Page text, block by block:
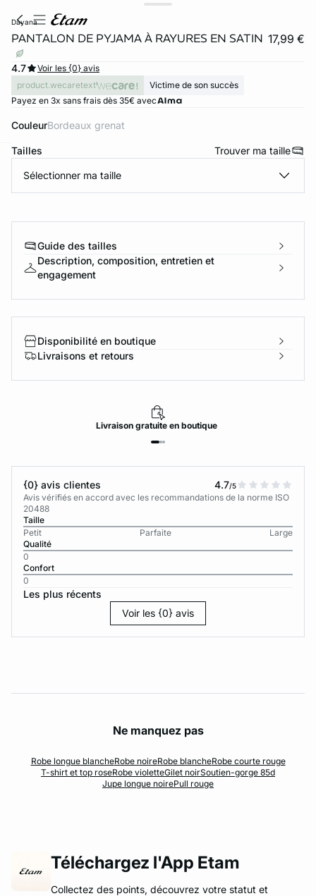
dayana
PANTALON DE PYJAMA À RAYURES EN SATIN 17,99 €
4.7
Voir les {0} avis
product.wecaretext
Victime de son succès
Payez en 3x sans frais dès 35€ avec
Couleur bordeaux grenat
Tailles Trouver ma taille
Sélectionner ma taille
Guide des tailles
Description, composition, entretien et
engagement
Disponibilité en boutique
Livraisons et retours
Livraisongratuiteen boutique
{0} avis clientes 4.7/5
Avis vérifiés en accord avec les recommandations de la norme ISO
20488
Taille
Petit
Parfaite
Large
Qualité
0
Confort
0
Les plus récents
Voir les {0} avis
Ne manquez pas
Robe longue blancheRobe noireRobe blancheRobe courte rouge
T-shirt et top roseRobe violetteGilet noirSoutien-gorge 85d
Jupe longue noirePull rouge
Téléchargez l'App Etam
Collectez des points, découvrez votre statut et